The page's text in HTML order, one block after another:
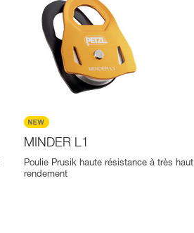
MINDER L1
Poulie Prusik haute résistance à très haut
rendement